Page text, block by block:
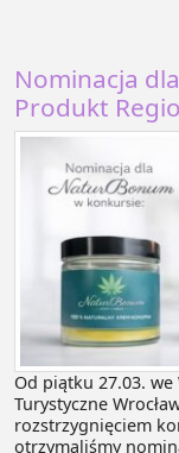
Nominacja
Produkt
Od piątku 27.03.
Turystyczne
rozstrzygnięciem
otrzymaliśmy